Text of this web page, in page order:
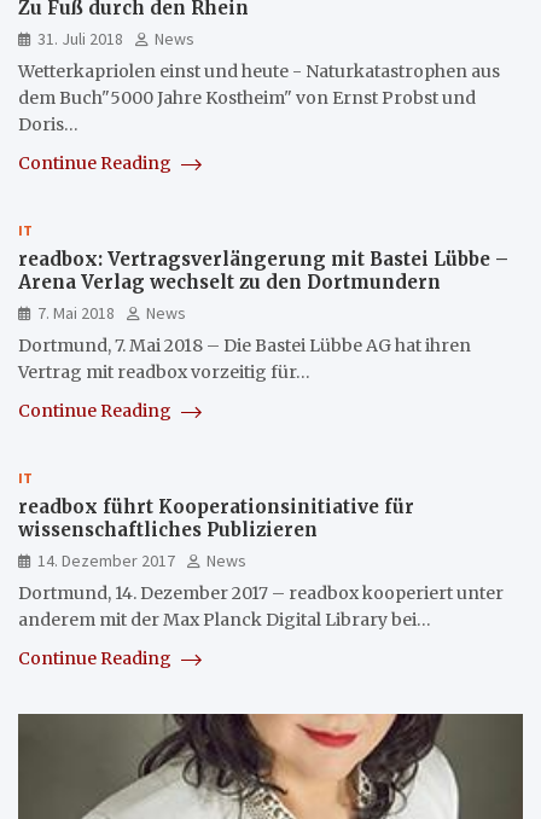
Zu Fuß durch den Rhein
31. Juli 2018
News
Wetterkapriolen einst und heute - Naturkatastrophen aus
dem Buch"5000 Jahre Kostheim" von Ernst Probst und
Doris…
Continue Reading
IT
readbox: Vertragsverlängerung mit Bastei Lübbe –
Arena Verlag wechselt zu den Dortmundern
7. Mai 2018
News
Dortmund, 7. Mai 2018 – Die Bastei Lübbe AG hat ihren
Vertrag mit readbox vorzeitig für…
Continue Reading
IT
readbox führt Kooperationsinitiative für
wissenschaftliches Publizieren
14. Dezember 2017
News
Dortmund, 14. Dezember 2017 – readbox kooperiert unter
anderem mit der Max Planck Digital Library bei…
Continue Reading